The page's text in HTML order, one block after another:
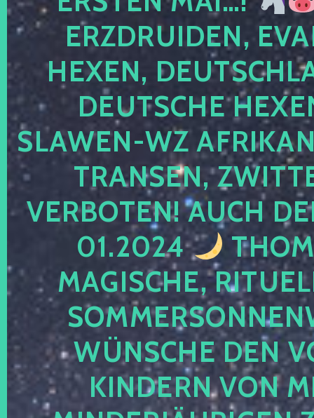
ERZDRUIDEN,
HEXEN,
DEUTSCHE
SLAWEN-WZ
TRANSEN,
VERBOTEN! AUCH
01.2024
MAGISCHE,
WÜNSCHE DEN
KINDERN VON